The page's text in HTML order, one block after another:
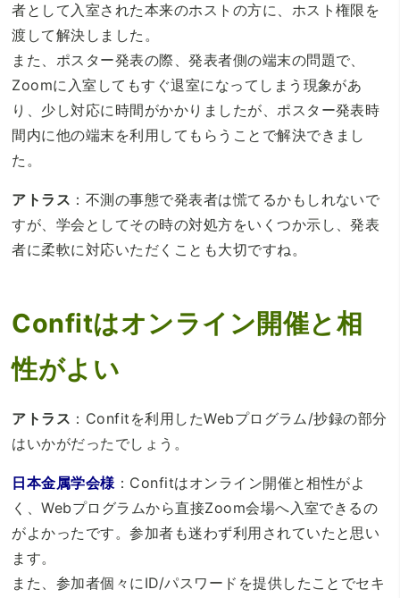
者として入室された本来のホストの方に、ホスト権限を
渡して解決しました。
また、ポスター発表の際、発表者側の端末の問題で、
Zoomに入室してもすぐ退室になってしまう現象があ
り、少し対応に時間がかかりましたが、ポスター発表時
間内に他の端末を利用してもらうことで解決できまし
た。
アトラス ：不測の事態で発表者は慌てるかもしれないで
すが、学会としてその時の対処方をいくつか示し、発表
者に柔軟に対応いただくことも大切ですね。
Confitはオンライン開催と相
性がよい
アトラス ：Confitを利用したWebプログラム/抄録の部分
はいかがだったでしょう。
日本金属学会様：Confitはオンライン開催と相性がよ
く、Webプログラムから直接Zoom会場へ入室できるの
がよかったです。参加者も迷わず利用されていたと思い
ます。
また、参加者個々にID/パスワードを提供したことでセキ